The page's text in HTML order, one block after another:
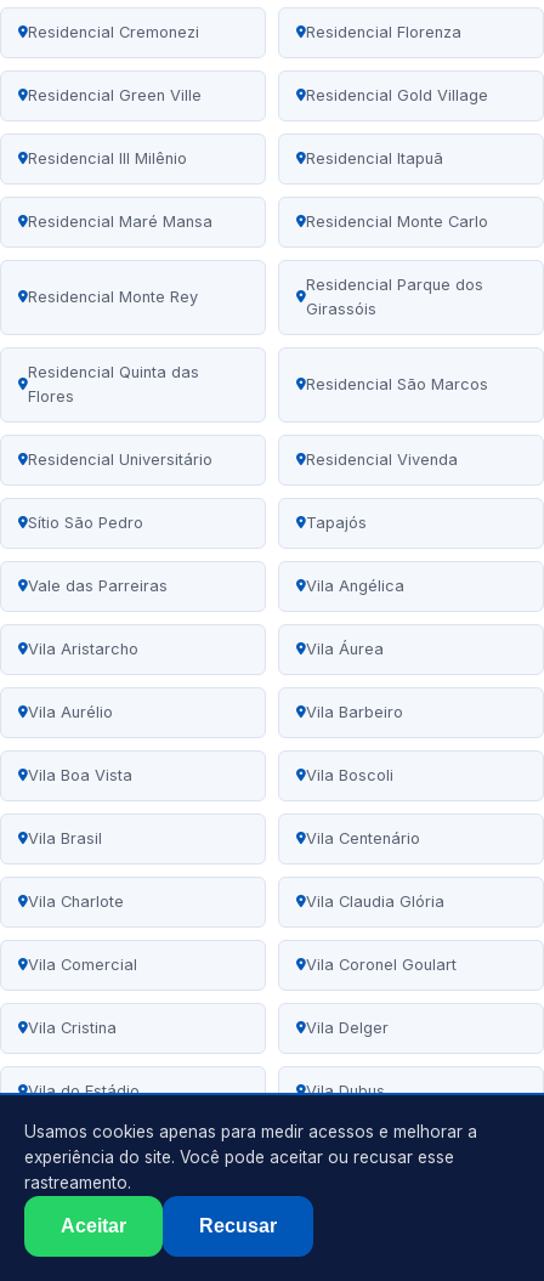
Residencial Cremonezi Residencial Florenza
Residencial Green Ville Residencial Gold Village
Residencial III Milênio Residencial Itapuã
Residencial Maré Mansa Residencial Monte Carlo
Residencial Monte Rey
Residencial Parque dos
Girassóis
Residencial Quinta das
Flores
Residencial São Marcos
Residencial Universitário Residencial Vivenda
Sítio São Pedro Tapajós
Vale das Parreiras Vila Angélica
Vila Aristarcho Vila Áurea
Vila Aurélio Vila Barbeiro
Vila Boa Vista Vila Boscoli
Vila Brasil Vila Centenário
Vila Charlote Vila Claudia Glória
Vila Comercial Vila Coronel Goulart
Vila Cristina Vila Delger
Vila do Estádio Vila Dubus
Vila Elizabeth Vila Euclides
Vila Flores
Usamos cookies apenas para medir acessos e melhorar a
experiência do site. Você pode aceitar ou recusar esse
rastreamento.
Aceitar Recusar